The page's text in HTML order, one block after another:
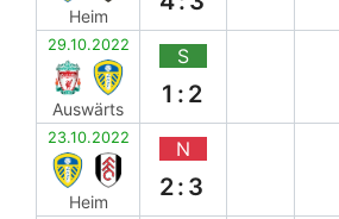
Heim
29.10.2022
Auswärts
S
1:2
23.10.2022
Heim
N
2:3